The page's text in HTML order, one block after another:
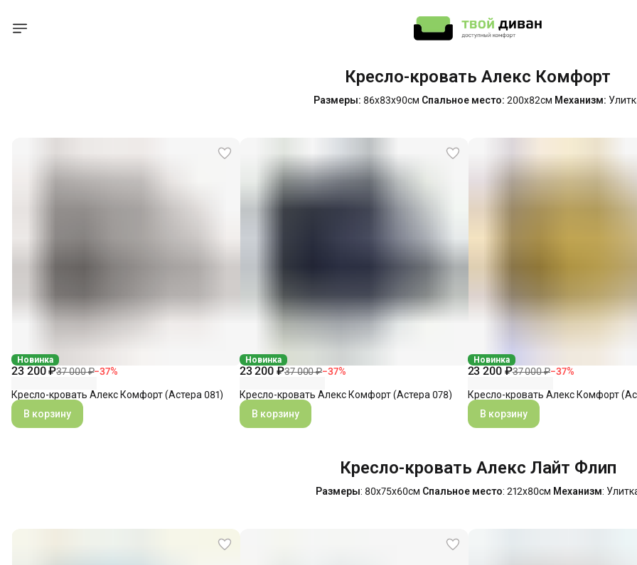
Кресло-кровать Алекс Комфорт
Размеры: 86х83х90см Спальное место: 200х82см Механизм:
Новинка
23 200 ₽37 000 ₽−37%
Кресло-кровать Алекс Комфорт (Астера 081)
В корзину
Новинка
23 200 ₽37 000 ₽−37%
Кресло-кровать Алекс Комфорт (Астера 078)
В корзину
Новинка
23 200 ₽37 000 ₽−37%
Кресло-кровать Алекс Комфорт
В корзину
Кресло-кровать Алекс Лайт Флип
Размеры: 80х75х60см Спальное место: 212х80см Механизм: